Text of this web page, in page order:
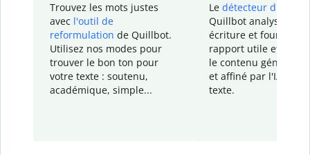
Trouvez les mots justes
avec l'outil de
reformulation de Quillbot.
Utilisez nos modes pour
trouver le bon ton pour
votre texte : soutenu,
académique, simple...
Le détecteur d'IA
Quillbot analyse votre
écriture et fournit un
rapport utile et
le contenu généré
et affiné par l'IA
texte.